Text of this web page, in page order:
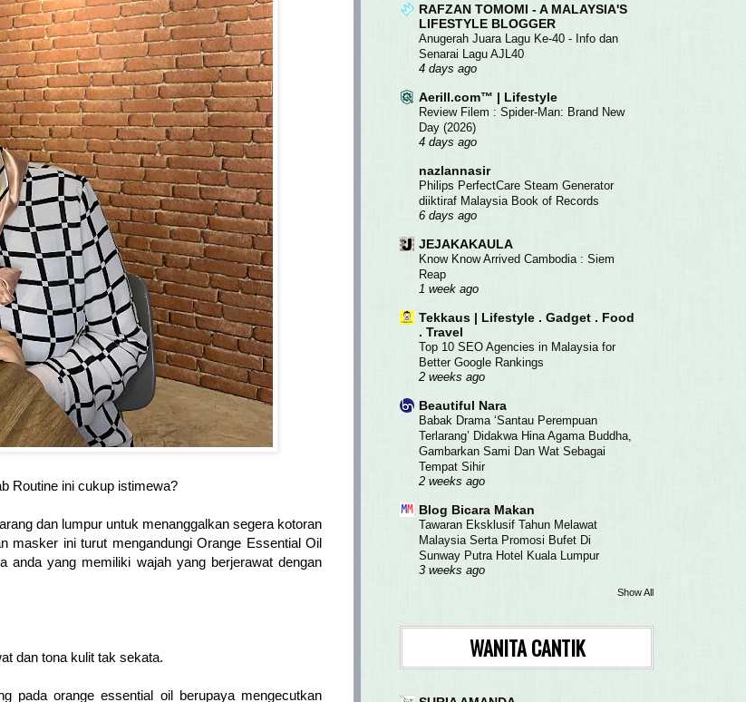
Routine ini cukup istimewa?
dan lumpur untuk menanggalkan segera kotoran
masker ini turut mengandungi Orange Essential Oil
anda yang memiliki wajah yang berjerawat dengan
dan tona kulit tak sekata.
pada orange essential oil berupaya mengecutkan
RAFZAN TOMOMI - A MALAYSIA'S
LIFESTYLE BLOGGER
Anugerah Juara Lagu Ke-40 - Info dan
Senarai Lagu AJL40
4 days ago
Aerill.com™ | Lifestyle
Review Filem : Spider-Man: Brand New
Day (2026)
4 days ago
nazlannasir
Philips PerfectCare Steam Generator
diiktiraf Malaysia Book of Records
6 days ago
JEJAKAKAULA
Know Know Arrived Cambodia : Siem
Reap
1 week ago
Tekkaus | Lifestyle . Gadget . Food
. Travel
Top 10 SEO Agencies in Malaysia for
Better Google Rankings
2 weeks ago
Beautiful Nara
Babak Drama ‘Santau Perempuan
Terlarang’ Didakwa Hina Agama Buddha,
Gambarkan Sami Dan Wat Sebagai
Tempat Sihir
2 weeks ago
Blog Bicara Makan
Tawaran Eksklusif Tahun Melawat
Malaysia Serta Promosi Bufet Di
Sunway Putra Hotel Kuala Lumpur
3 weeks ago
Show All
WANITA CANTIK